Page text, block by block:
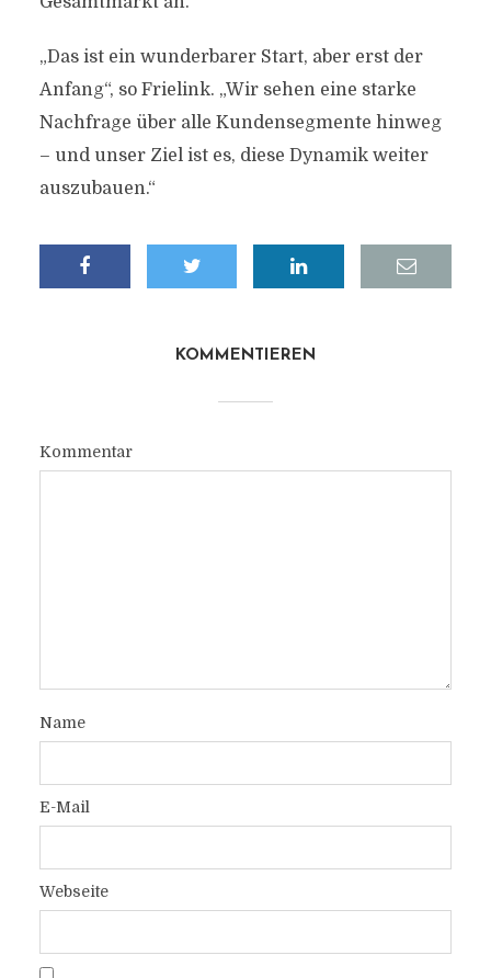
„Das ist ein wunderbarer Start, aber erst der
Anfang“, so Frielink. „Wir sehen eine starke
Nachfrage über alle Kundensegmente hinweg
– und unser Ziel ist es, diese Dynamik weiter
auszubauen.“
KOMMENTIEREN
Kommentar
Name
E-Mail
Webseite